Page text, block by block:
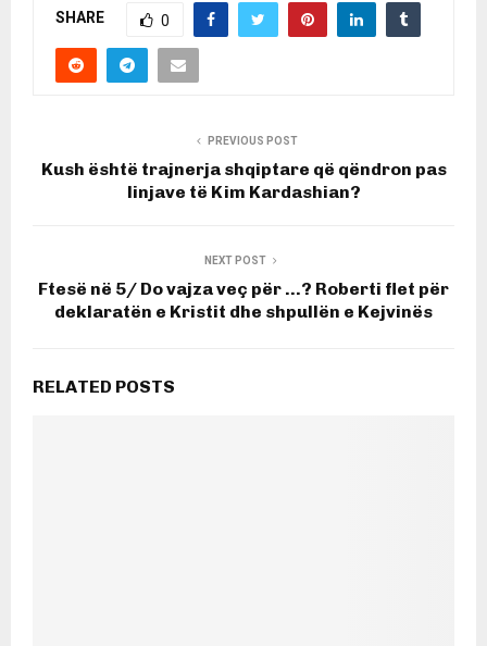
SHARE 0
PREVIOUS POST
Kush është trajnerja shqiptare që qëndron pas
linjave të Kim Kardashian?
NEXT POST
Ftesë në 5/ Do vajza veç për …? Roberti flet për
deklaratën e Kristit dhe shpullën e Kejvinës
RELATED POSTS